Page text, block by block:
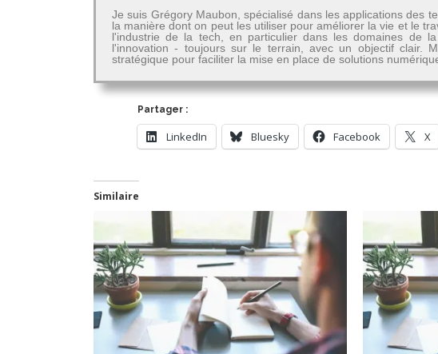
Je suis Grégory Maubon, spécialisé dans les applications des
la manière dont on peut les utiliser pour améliorer la vie et le
l'industrie de la tech, en particulier dans les domaines de
l'innovation - toujours sur le terrain, avec un objectif clair.
stratégique pour faciliter la mise en place de solutions
Partager :
LinkedIn Bluesky Facebook X
Similaire